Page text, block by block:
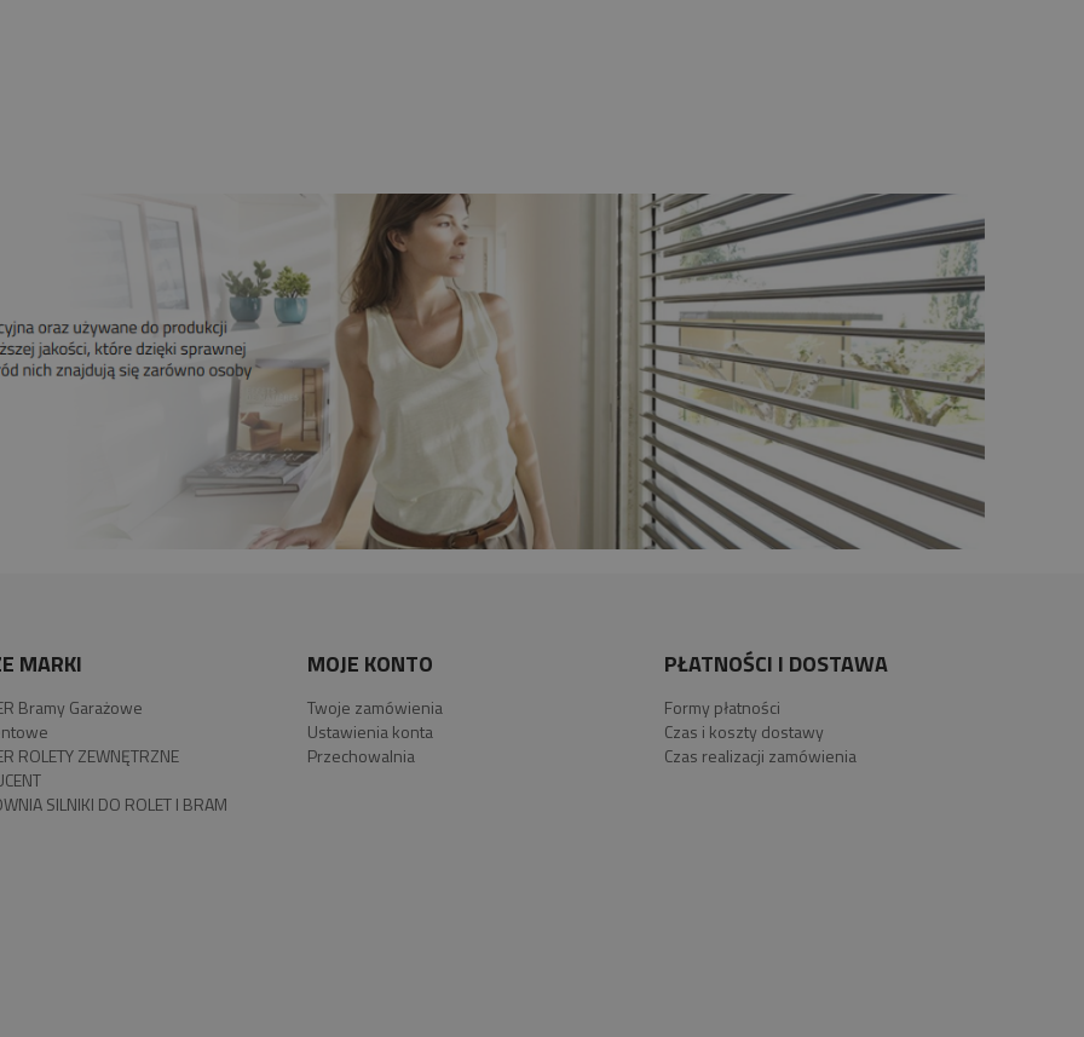
MARKI
Bramy Garażowe
ROLETY ZEWNĘTRZNE
SILNIKI DO ROLET I BRAM
MOJE KONTO
Twoje zamówienia
Ustawienia konta
Przechowalnia
PŁATNOŚCI I DOSTAWA
Formy płatności
Czas i koszty dostawy
Czas realizacji zamówienia